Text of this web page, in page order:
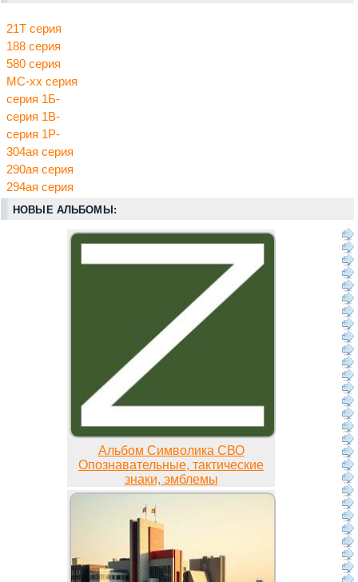
21Т серия
188 серия
580 серия
МС-хх серия
серия 1Б-
серия 1В-
серия 1Р-
304ая серия
290ая серия
294ая серия
НОВЫЕ АЛЬБОМЫ:
Альбом Символика СВО
Опознавательные, тактические
знаки, эмблемы